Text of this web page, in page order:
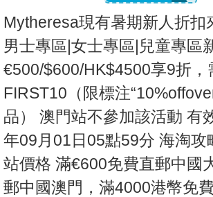
Mytheresa現有暑期新人折
男士專區|女士專區|兒童專區
€500/$600/HK$4500享9折，
FIRST10（限標注
品） 澳門站不參加該活動 有
年09月01日05點59分 海淘
站價格 滿€600免費直郵中國
郵中國澳門，滿4000港幣免